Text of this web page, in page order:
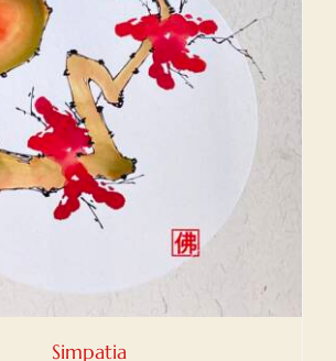
Simpatia